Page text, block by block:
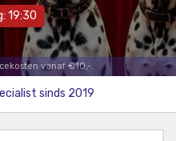
19:30
vanaf €10,-.
sinds 2019